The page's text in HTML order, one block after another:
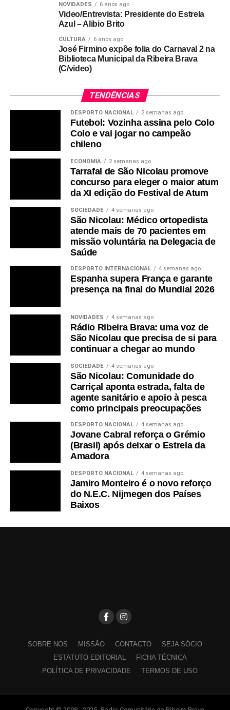
NOVIDADES 6 anos ago
Video/Entrevista: Presidente do Estrela
Azul – Alibio Brito
CULTURA 6 anos ago
José Firmino expõe folia do Carnaval 2 na
Biblioteca Municipal da Ribeira Brava
(C/video)
TENDÊNCIAS
DESPORTO NACIONAL 2 semanas ago
Futebol: Vozinha assina pelo Colo
Colo e vai jogar no campeão
chileno
ECONOMIA 2 semanas ago
Tarrafal de São Nicolau promove
concurso para eleger o maior atum
da XI edição do Festival de Atum
SOCIEDADE 4 semanas ago
São Nicolau: Médico ortopedista
atende mais de 70 pacientes em
missão voluntária na Delegacia de
Saúde
DESPORTO INTERNACIONAL 4 semanas ago
Espanha supera França e garante
presença na final do Mundial 2026
NOVIDADES 4 semanas ago
Rádio Ribeira Brava: uma voz de
São Nicolau que precisa de si para
continuar a chegar ao mundo
SOCIEDADE 4 semanas ago
São Nicolau: Comunidade do
Carriçal aponta estrada, falta de
agente sanitário e apoio à pesca
como principais preocupações
DESPORTO NACIONAL 4 semanas ago
Jovane Cabral reforça o Grémio
(Brasil) após deixar o Estrela da
Amadora
DESPORTO NACIONAL 4 semanas ago
Jamiro Monteiro é o novo reforço
do N.E.C. Nijmegen dos Países
Baixos
SOBRE NOS MISSÃO CONTACTO
SEJA SÓCIO
ESTATUTO EDITORIAL
FICHA TÉCNICA
POLÍTICA DE PRIVACIDADE
TERMOS DE USO